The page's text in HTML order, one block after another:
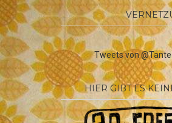
Tweets von
HIER GIBT ES